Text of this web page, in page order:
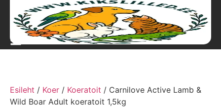
Esileht / Koer / Koeratoit / Carnilove Active Lamb &
Wild Boar Adult koeratoit 1,5kg